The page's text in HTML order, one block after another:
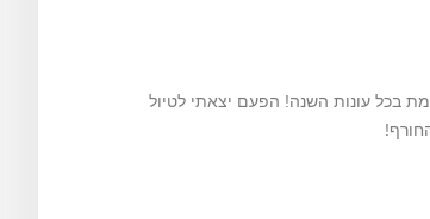
בכל עונות השנה! הפעם יצאתי לטיול